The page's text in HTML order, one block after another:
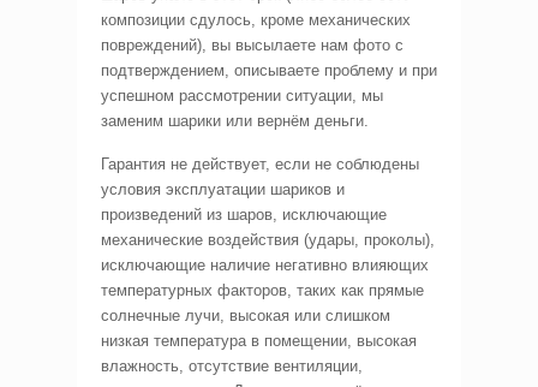
композиции сдулось, кроме механических
повреждений), вы высылаете нам фото с
подтверждением, описываете проблему и при
успешном рассмотрении ситуации, мы
заменим шарики или вернём деньги.
Гарантия не действует, если не соблюдены
условия эксплуатации шариков и
произведений из шаров, исключающие
механические воздействия (удары, проколы),
исключающие наличие негативно влияющих
температурных факторов, таких как прямые
солнечные лучи, высокая или слишком
низкая температура в помещении, высокая
влажность, отсутствие вентиляции,